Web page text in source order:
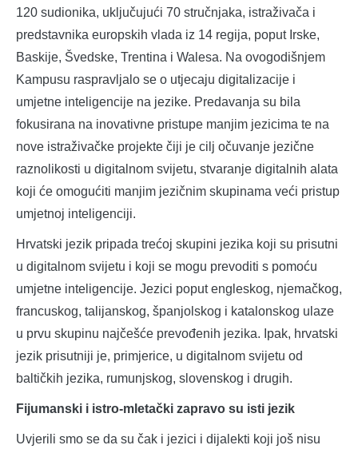
120 sudionika, uključujući 70 stručnjaka, istraživača i
predstavnika europskih vlada iz 14 regija, poput Irske,
Baskije, Švedske, Trentina i Walesa. Na ovogodišnjem
Kampusu raspravljalo se o utjecaju digitalizacije i
umjetne inteligencije na jezike. Predavanja su bila
fokusirana na inovativne pristupe manjim jezicima te na
nove istraživačke projekte čiji je cilj očuvanje jezične
raznolikosti u digitalnom svijetu, stvaranje digitalnih alata
koji će omogućiti manjim jezičnim skupinama veći pristup
umjetnoj inteligenciji.
Hrvatski jezik pripada trećoj skupini jezika koji su prisutni
u digitalnom svijetu i koji se mogu prevoditi s pomoću
umjetne inteligencije. Jezici poput engleskog, njemačkog,
francuskog, talijanskog, španjolskog i katalonskog ulaze
u prvu skupinu najčešće prevođenih jezika. Ipak, hrvatski
jezik prisutniji je, primjerice, u digitalnom svijetu od
baltičkih jezika, rumunjskog, slovenskog i drugih.
Fijumanski i istro-mletački zapravo su isti jezik
Uvjerili smo se da su čak i jezici i dijalekti koji još nisu